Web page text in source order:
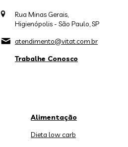
Rua Minas Gerais,
Higienópolis - São Paulo, SP
atendimento@vitat.com.br
Trabalhe Conosco
Alimentação
Dieta low carb